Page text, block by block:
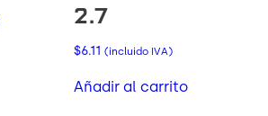
2.7
$6.11 (incluido IVA)
Añadir al carrito